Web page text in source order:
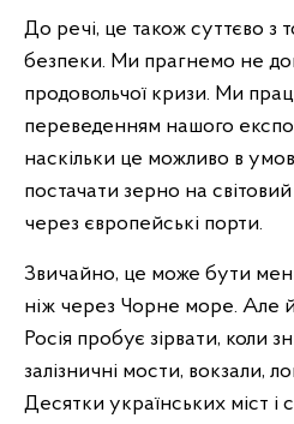
До речі, це також суттєво з
безпеки. Ми прагнемо не
продовольчої кризи. Ми
переведенням нашого
наскільки це можливо в
постачати зерно на
через європейські порти.
Звичайно, це може бути
ніж через Чорне море. Але
Росія пробує зірвати, коли
залізничні мости, вокзали,
Десятки українських міст і